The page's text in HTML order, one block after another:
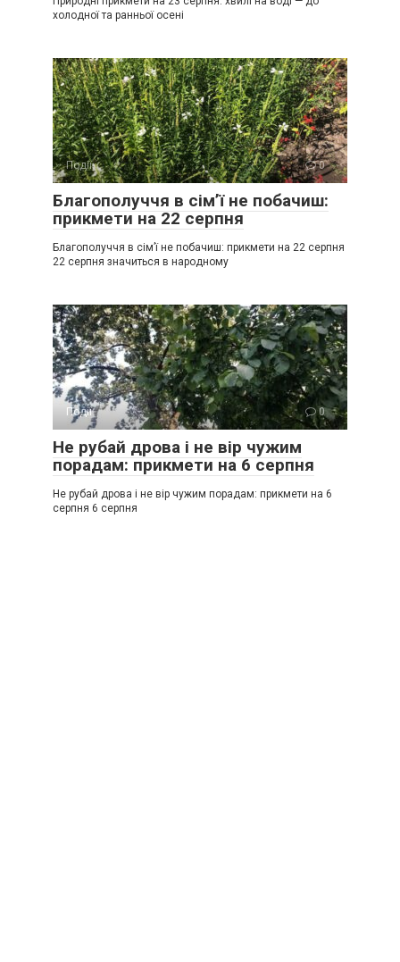
холодної та ранньої осені
Події 0
Благополуччя в сім’ї не побачиш:
прикмети на 22 серпня
Благополуччя в сім’ї не побачиш: прикмети на 22 серпня
22 серпня значиться в народному
Події 0
Не рубай дрова і не вір чужим
порадам: прикмети на 6 серпня
Не рубай дрова і не вір чужим порадам: прикмети на 6
серпня 6 серпня